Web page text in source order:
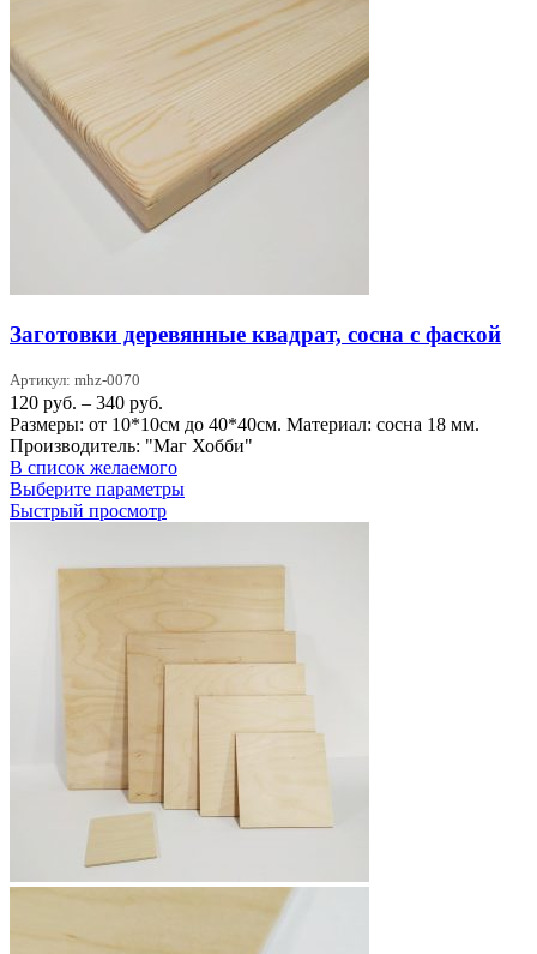
Заготовки деревянные квадрат, сосна с фаской
Артикул: mhz-0070
120 руб. – 340 руб.
цен:
120 руб.
–
340 руб.
Размеры: от 10*10см до 40*40см. Материал: сосна 18 мм.
Производитель: "Маг Хобби"
В список желаемого
Выберите параметрыЭтот
вариаций.
выбрать
на
товара.
Быстрый просмотр